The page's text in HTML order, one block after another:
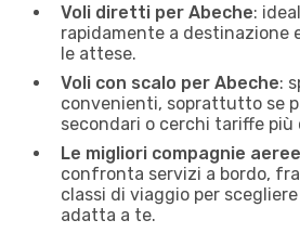
Voli diretti per Abeche:
rapidamente a destinazione
le attese.
Voli con scalo per Abeche:
convenienti, soprattutto se
secondari o cerchi tariffe più
Le migliori compagnie
confronta servizi a bordo,
classi di viaggio per scegliere
adatta a te.